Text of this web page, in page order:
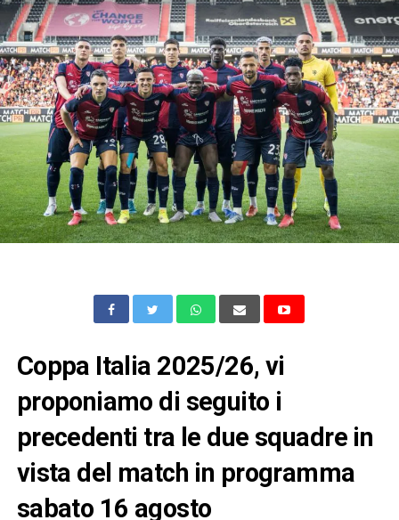
Coppa Italia 2025/26, vi
proponiamo di seguito i
precedenti tra le due squadre in
vista del match in programma
sabato 16 agosto